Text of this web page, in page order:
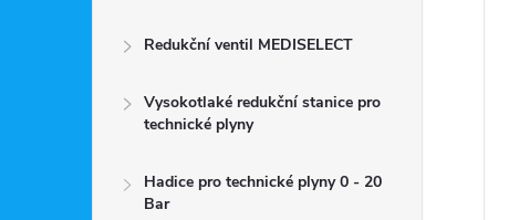
Redukční ventil MEDISELECT
Vysokotlaké redukční stanice pro
technické plyny
Hadice pro technické plyny 0 - 20
Bar